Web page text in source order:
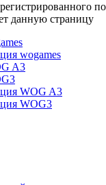
данную страницу
wogames
A3
WOG A3
WOG3